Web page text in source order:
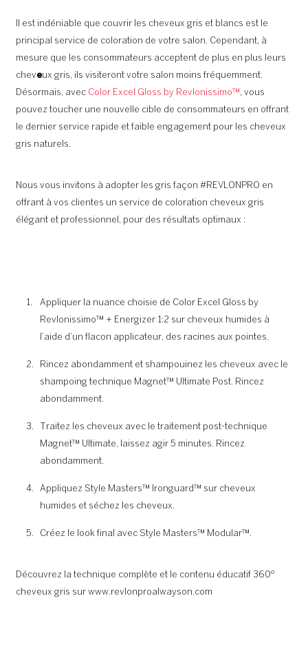
Il est indéniable que couvrir les cheveux gris et blancs est le
principal service de coloration de votre salon. Cependant, à
mesure que les consommateurs acceptent de plus en plus leurs
cheveux gris, ils visiteront votre salon moins fréquemment.
Désormais, avec Color Excel Gloss by Revlonissimo™, vous
pouvez toucher une nouvelle cible de consommateurs en offrant
le dernier service rapide et faible engagement pour les cheveux
gris naturels.
Nous vous invitons à adopter les gris façon #REVLONPRO en
offrant à vos clientes un service de coloration cheveux gris
élégant et professionnel, pour des résultats optimaux :
Appliquer la nuance choisie de Color Excel Gloss by
Revlonissimo™ + Energizer 1:2 sur cheveux humides à
l’aide d’un flacon applicateur, des racines aux pointes.
Rincez abondamment et shampouinez les cheveux avec le
shampoing technique Magnet™ Ultimate Post. Rincez
abondamment.
Traitez les cheveux avec le traitement post-technique
Magnet™ Ultimate, laissez agir 5 minutes. Rincez
abondamment.
Appliquez Style Masters™ Ironguard™ sur cheveux
humides et séchez les cheveux.
Créez le look final avec Style Masters™ Modular™.
Découvrez la technique complète et le contenu éducatif 360º
cheveux gris sur www.revlonproalwayson.com